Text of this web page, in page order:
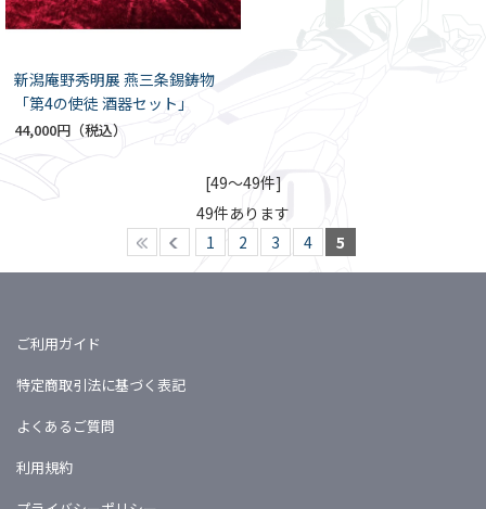
新潟庵野秀明展 燕三条錫鋳物
「第4の使徒 酒器セット」
44,000円
[49～49件]
49件あります
1
2 3 4 5
ご利用ガイド
特定商取引法に基づく表記
よくあるご質問
利用規約